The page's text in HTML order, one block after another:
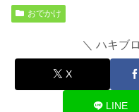
おでかけ
＼ ハキブ
X
LINE